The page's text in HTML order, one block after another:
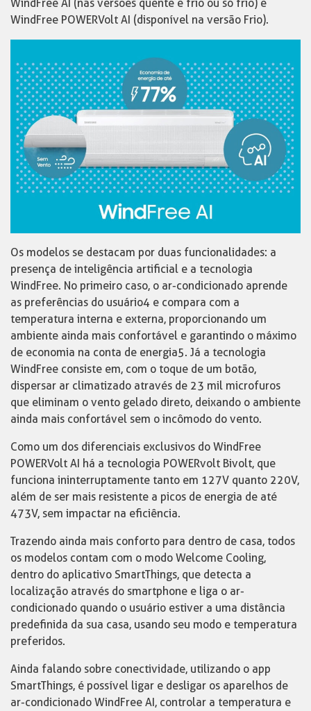
WindFree AI (nas versões quente e frio ou só frio) e
WindFree POWERVolt AI (disponível na versão Frio).
Os modelos se destacam por duas funcionalidades: a
presença de inteligência artificial e a tecnologia
WindFree. No primeiro caso, o ar-condicionado aprende
as preferências do usuário4 e compara com a
temperatura interna e externa, proporcionando um
ambiente ainda mais confortável e garantindo o máximo
de economia na conta de energia5. Já a tecnologia
WindFree consiste em, com o toque de um botão,
dispersar ar climatizado através de 23 mil microfuros
que eliminam o vento gelado direto, deixando o ambiente
ainda mais confortável sem o incômodo do vento.
Como um dos diferenciais exclusivos do WindFree
POWERVolt AI há a tecnologia POWERvolt Bivolt, que
funciona ininterruptamente tanto em 127V quanto 220V,
além de ser mais resistente a picos de energia de até
473V, sem impactar na eficiência.
Trazendo ainda mais conforto para dentro de casa, todos
os modelos contam com o modo Welcome Cooling,
dentro do aplicativo SmartThings, que detecta a
localização através do smartphone e liga o ar-
condicionado quando o usuário estiver a uma distância
predefinida da sua casa, usando seu modo e temperatura
preferidos.
Ainda falando sobre conectividade, utilizando o app
SmartThings, é possível ligar e desligar os aparelhos de
ar-condicionado WindFree AI, controlar a temperatura e